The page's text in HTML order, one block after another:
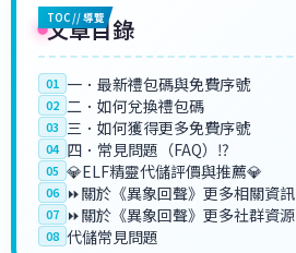
TOC // 導覽
文章目錄
01 一．最新禮包碼與免費序號
02 二．如何兌換禮包碼
03 三．如何獲得更多免費序號
04 四．常見問題（FAQ）⁉️
05 💎ELF精靈代儲評價與推薦💎
06 ⏩關於《異象回聲》更多相關資訊
07 ⏩關於《異象回聲》更多社群資源
08 代儲常見問題